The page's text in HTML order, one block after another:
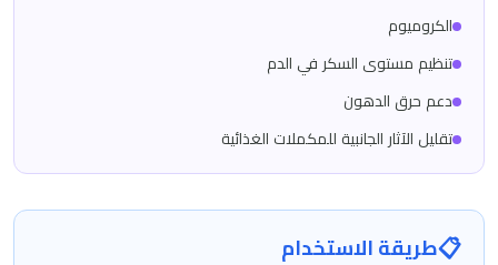
الكروميوم
تنظيم مستوى السكر في الدم
دعم حرق الدهون
تقليل الآثار الجانبية للمكملات الغذائية
📋طريقة الاستخدام